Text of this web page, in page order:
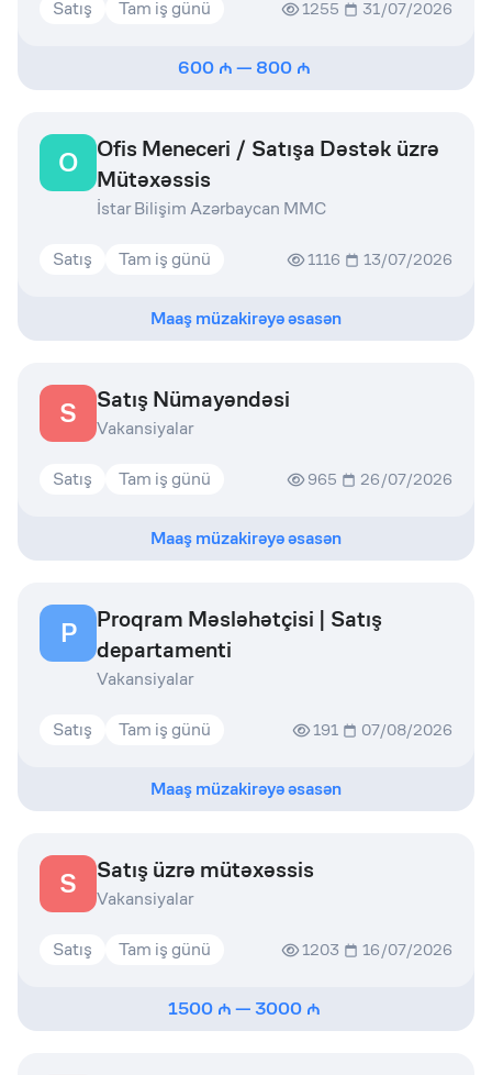
Satış Tam iş günü 1255 31/07/2026
600 — 800
O
Ofis Meneceri / Satışa Dəstək üzrə
Mütəxəssis
İstar Bilişim Azərbaycan MMC
Satış Tam iş günü 1116 13/07/2026
Maaş müzakirəyə əsasən
S Satış Nümayəndəsi
Vakansiyalar
Satış Tam iş günü 965 26/07/2026
Maaş müzakirəyə əsasən
P
Proqram Məsləhətçisi | Satış
departamenti
Vakansiyalar
Satış Tam iş günü 191 07/08/2026
Maaş müzakirəyə əsasən
S Satış üzrə mütəxəssis
Vakansiyalar
Satış Tam iş günü 1203 16/07/2026
1500 —3000